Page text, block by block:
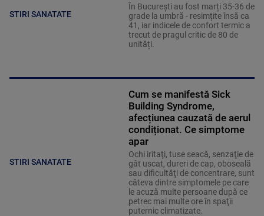
STIRI SANATATE
În București au fost marți 35-36 de
grade la umbră - resimțite însă ca
41, iar indicele de confort termic a
trecut de pragul critic de 80 de
unități.
STIRI SANATATE
Cum se manifestă Sick
Building Syndrome,
afecțiunea cauzată de aerul
condiționat. Ce simptome
apar
Ochi iritaţi, tuse seacă, senzaţie de
gât uscat, dureri de cap, oboseală
sau dificultăţi de concentrare, sunt
câteva dintre simptomele pe care
le acuză multe persoane după ce
petrec mai multe ore în spaţii
puternic climatizate.